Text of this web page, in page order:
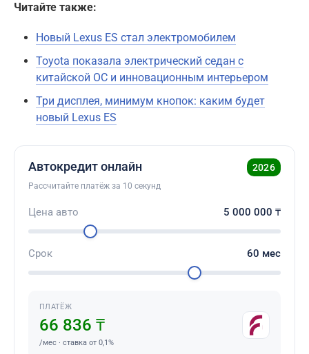
Читайте также:
Новый Lexus ES стал электромобилем
Toyota показала электрический седан с
китайской ОС и инновационным интерьером
Три дисплея, минимум кнопок: каким будет
новый Lexus ES
Автокредит онлайн 2026
Рассчитайте платёж за 10 секунд
Цена авто 5 000 000 ₸
Срок 60 мес
ПЛАТЁЖ
66 836 ₸
/мес · ставка от 0,1%